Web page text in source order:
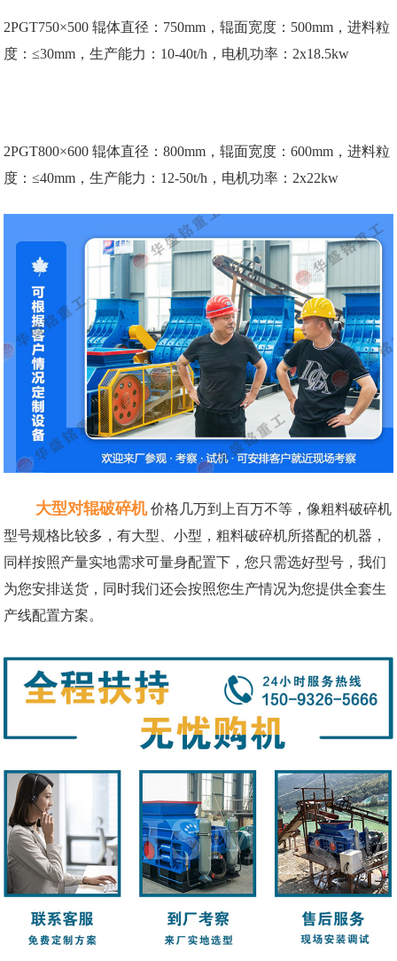
2PGT750×500 辊体直径：750mm，辊面宽度：500mm，进料粒
度：≤30mm，生产能力：10-40t/h，电机功率：2x18.5kw
2PGT800×600 辊体直径：800mm，辊面宽度：600mm，进料粒
度：≤40mm，生产能力：12-50t/h，电机功率：2x22kw
大型对辊破碎机 价格几万到上百万不等，像粗料破碎机
型号规格比较多，有大型、小型，粗料破碎机所搭配的机器，
同样按照产量实地需求可量身配置下，您只需选好型号，我们
为您安排送货，同时我们还会按照您生产情况为您提供全套生
产线配置方案。